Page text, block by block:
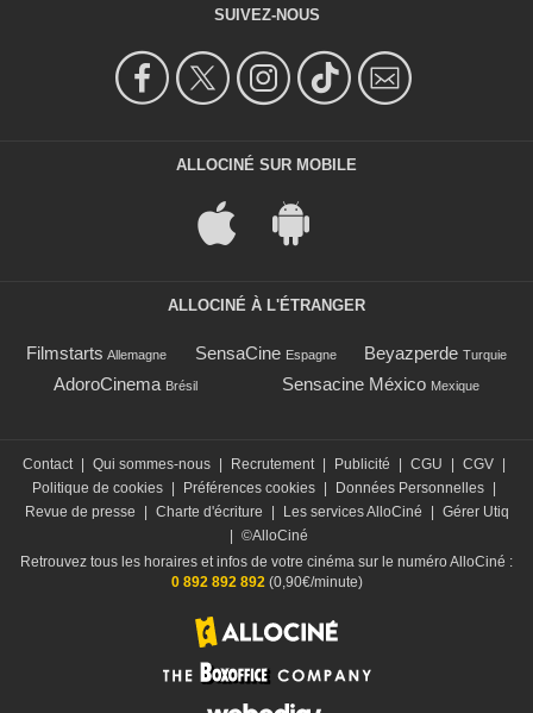
SUIVEZ-NOUS
ALLOCINÉ SUR MOBILE
ALLOCINÉ À L'ÉTRANGER
Filmstarts Allemagne SensaCine Espagne Beyazperde Turquie
AdoroCinema Brésil Sensacine México Mexique
Contact Qui sommes-nous Recrutement Publicité CGU CGV
Politique de cookies
Préférences cookies Données Personnelles
Revue de presse
Charte d'écriture Les services AlloCiné
Gérer Utiq
©AlloCiné
Retrouvez tous les horaires et infos de votre cinéma sur le numéro AlloCiné :
0 892 892 892(0,90€/minute)